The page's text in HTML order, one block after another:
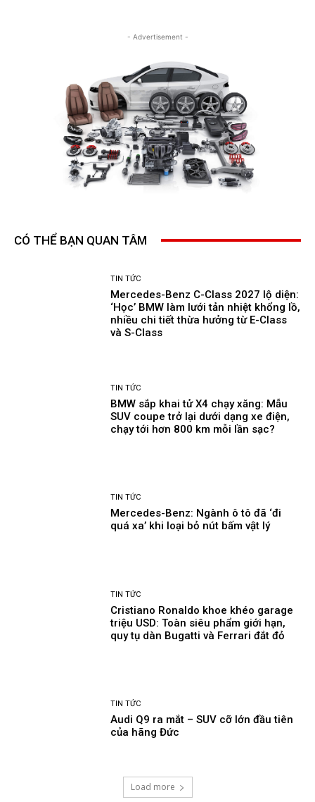
- Advertisement -
CÓ THỂ BẠN QUAN TÂM
TIN TỨC
Mercedes-Benz C-Class 2027 lộ diện:
‘Học’ BMW làm lưới tản nhiệt khổng lồ,
nhiều chi tiết thừa hưởng từ E-Class
và S-Class
TIN TỨC
BMW sắp khai tử X4 chạy xăng: Mẫu
SUV coupe trở lại dưới dạng xe điện,
chạy tới hơn 800 km mỗi lần sạc?
TIN TỨC
Mercedes-Benz: Ngành ô tô đã ‘đi
quá xa’ khi loại bỏ nút bấm vật lý
TIN TỨC
Cristiano Ronaldo khoe khéo garage
triệu USD: Toàn siêu phẩm giới hạn,
quy tụ dàn Bugatti và Ferrari đắt đỏ
TIN TỨC
Audi Q9 ra mắt – SUV cỡ lớn đầu tiên
của hãng Đức
Load more